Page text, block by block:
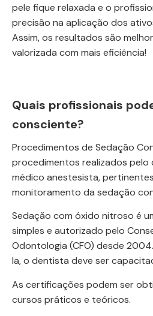
pele fique relaxada e o
precisão na aplicação dos
Assim, os resultados são
valorizada com mais eficiência!
Quais profissionais
consciente?
Procedimentos de Sedação
procedimentos realizados
médico anestesista,
monitoramento da sedação
Sedação com óxido nitroso é
simples e autorizado pelo
Odontologia (CFO) desde
la, o dentista deve ser
As certificações podem ser
cursos práticos e teóricos.